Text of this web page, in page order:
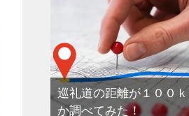
巡礼道の距離が１００
か調べてみた！